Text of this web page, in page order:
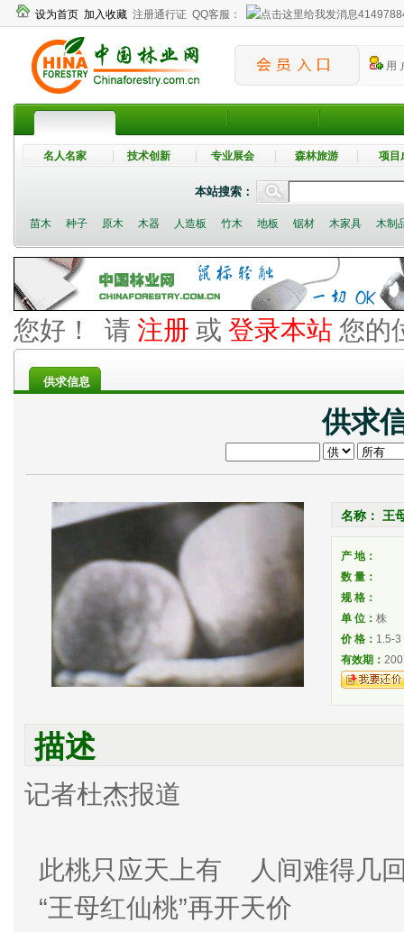
设为首页 加入收藏 注册通行证 QQ客服：
用
名人名家 技术创新 专业展会 森林旅游 项目
本站搜索：
苗木 种子 原木 木器 人造板 竹木 地板 锯材 木家具 木制
您好！ 请 注册 或 登录本站 您的
供求信息
供求
名称： 王
产 地：
数 量：
规 格：
单 位： 株
价 格： 1.5-3
有效期：
描述
记者杜杰报道
此桃只应天上有 人间难得几
“王母红仙桃”再开天价